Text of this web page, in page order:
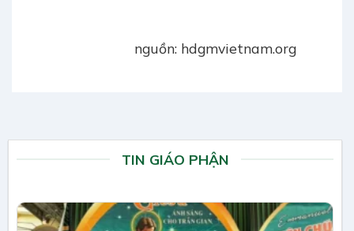
nguồn: hdgmvietnam.org
TIN GIÁO PHẬN